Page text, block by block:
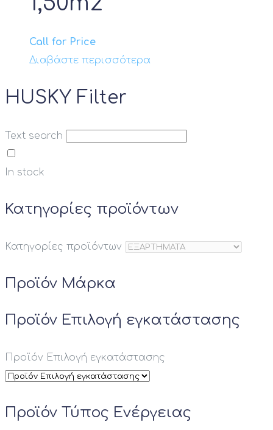
Call for Price
Διαβάστε περισσότερα
HUSKY Filter
Text search
In stock
Κατηγορίες προϊόντων
Κατηγορίες προϊόντων
Προϊόν Μάρκα
Προϊόν Επιλογή εγκατάστασης
Προϊόν Επιλογή εγκατάστασης
Προϊόν Τύπος Ενέργειας